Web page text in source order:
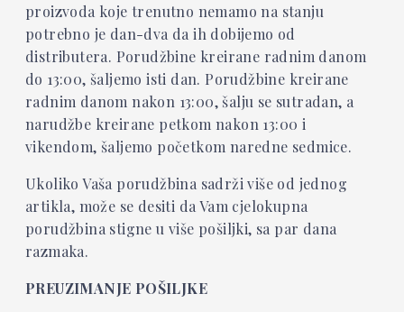
proizvoda koje trenutno nemamo na stanju
potrebno je dan-dva da ih dobijemo od
distributera. Porudžbine kreirane radnim danom
do 13:00, šaljemo isti dan. Porudžbine kreirane
radnim danom nakon 13:00, šalju se sutradan, a
narudžbe kreirane petkom nakon 13:00 i
vikendom, šaljemo početkom naredne sedmice.
Ukoliko Vaša porudžbina sadrži više od jednog
artikla, može se desiti da Vam cjelokupna
porudžbina stigne u više pošiljki, sa par dana
razmaka.
PREUZIMANJE POŠILJKE